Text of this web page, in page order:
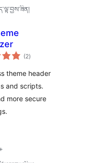
(2གདེང་
འཇོག་
ཚང་།
)
theme header
and scripts.
more secure